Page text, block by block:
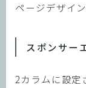
ページデザイ
スポンサー
2カラムに設定